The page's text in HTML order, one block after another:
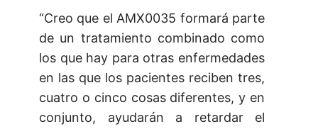
“Creo que el AMX0035 formará parte
de un tratamiento combinado como
los que hay para otras enfermedades
en las que los pacientes reciben tres,
cuatro o cinco cosas diferentes, y en
conjunto, ayudarán a retardar el